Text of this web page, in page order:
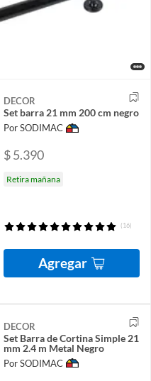
DECOR
Set barra 21 mm 200 cm negro
Por SODIMAC
$ 5.390
Retira mañana
(16)
Agregar
DECOR
Set Barra de Cortina Simple 21
mm 2.4 m Metal Negro
Por SODIMAC